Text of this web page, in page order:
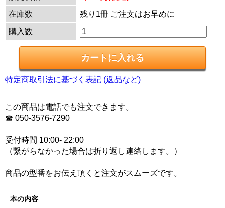
在庫数
残り1冊 ご注文はお早めに
購入数
特定商取引法に基づく表記 (返品など)
この商品は電話でも注文できます。
☎ 050-3576-7290
受付時間 10:00- 22:00
（繋がらなかった場合は折り返し連絡します。）
商品の型番をお伝え頂くと注文がスムーズです。
本の内容